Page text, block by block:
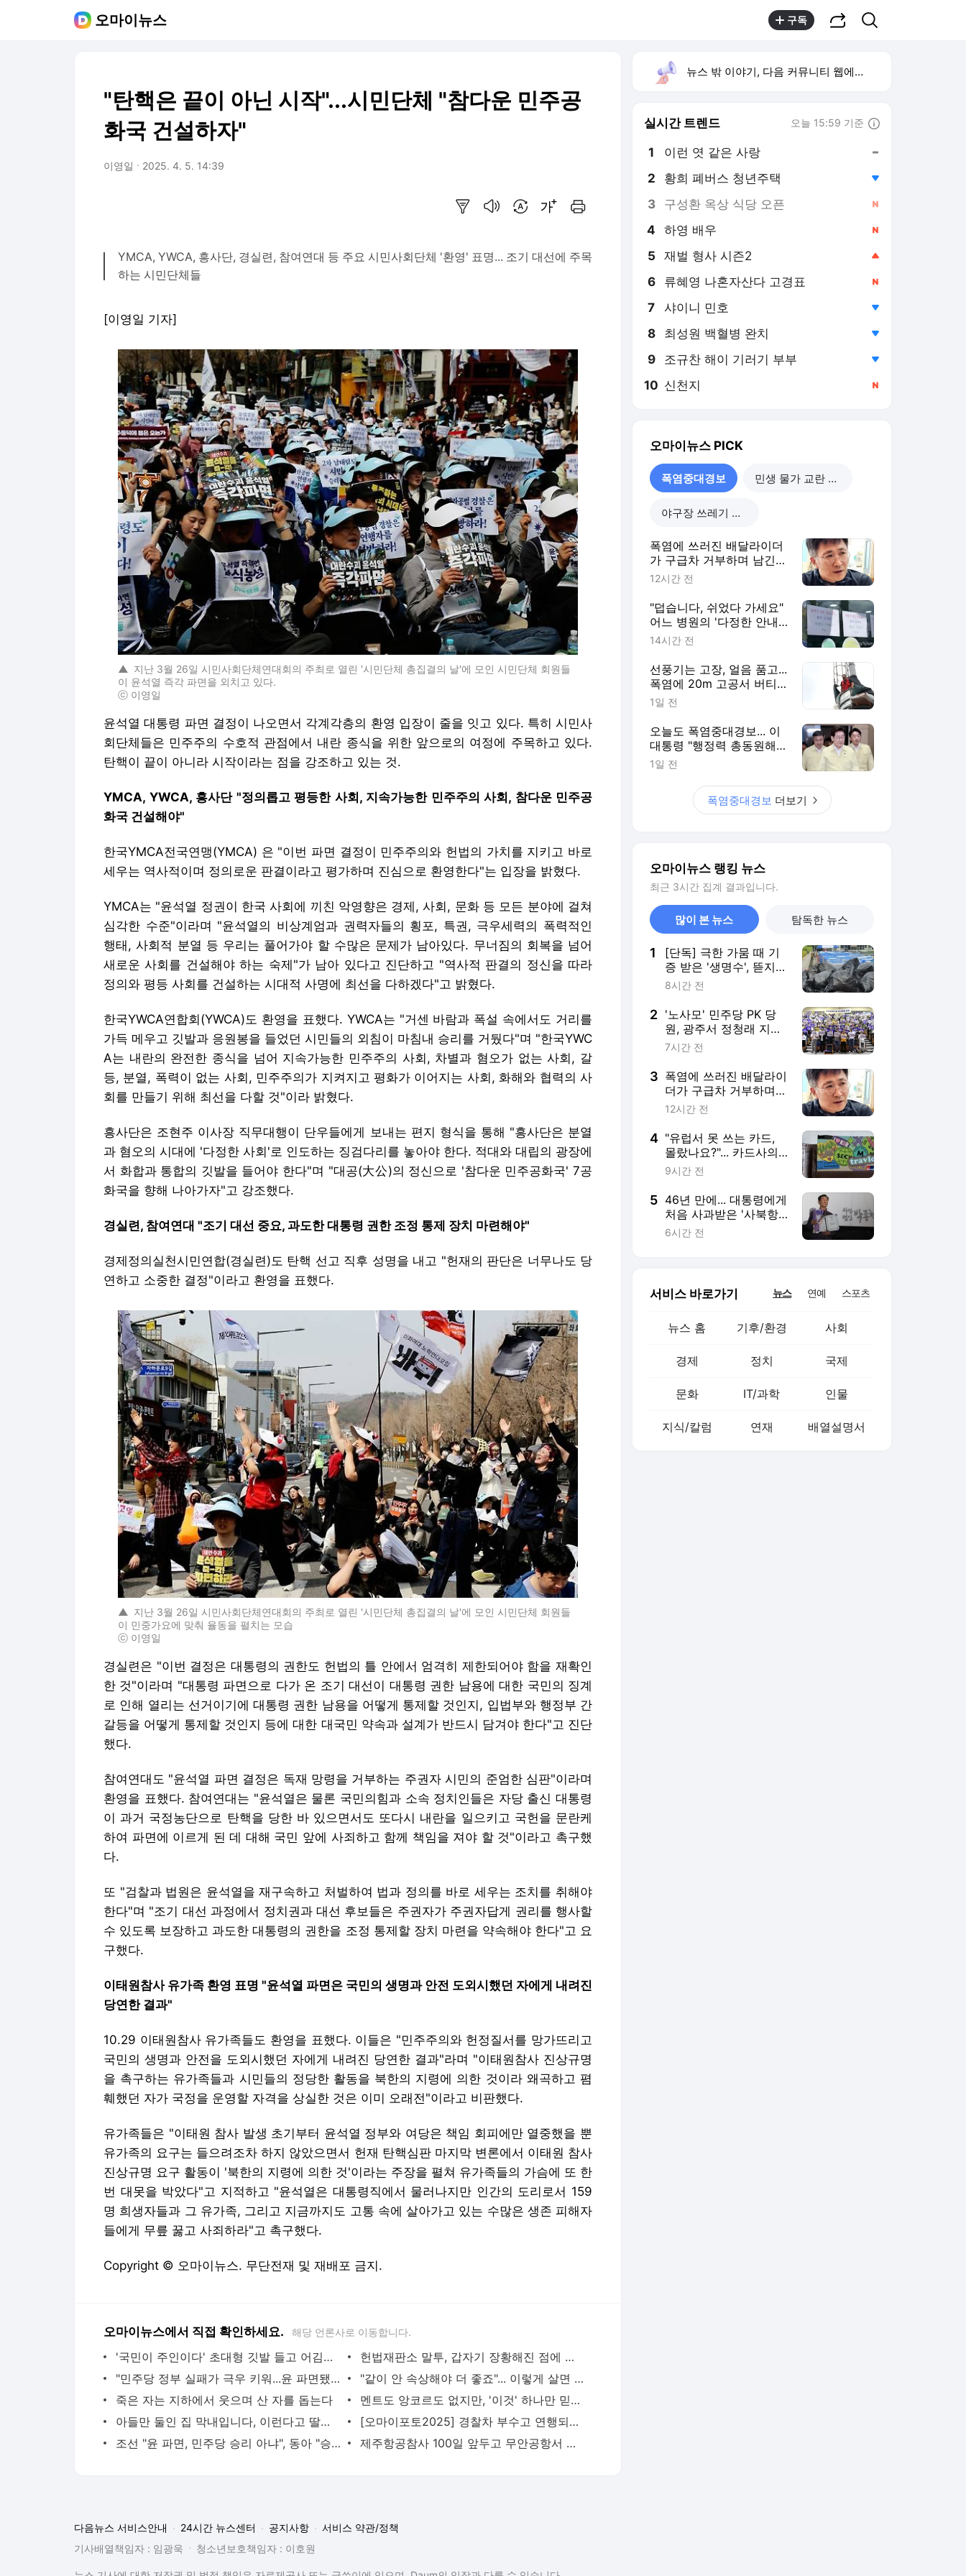
오마이뉴스 구독
"탄핵은 끝이 아닌 시작"...시민단체 "참다운 민주공
화국 건설하자"
이영일 2025. 4. 5. 14:39
YMCA, YWCA, 흥사단, 경실련, 참여연대 등 주요 시민사회단체 '환영' 표명... 조기 대선에 주목
하는 시민단체들
[이영일 기자]
▲ 지난 3월 26일 시민사회단체연대회의 주최로 열린 '시민단체 총집결의 날'에 모인 시민단체 회원들
이 윤석열 즉각 파면을 외치고 있다.
ⓒ 이영일
윤석열 대통령 파면 결정이 나오면서 각계각층의 환영 입장이 줄을 잇고 있다. 특히 시민사
회단체들은 민주주의 수호적 관점에서 내란 종식을 위한 앞으로의 여정에 주목하고 있다.
탄핵이 끝이 아니라 시작이라는 점을 강조하고 있는 것.
YMCA, YWCA, 흥사단 "정의롭고 평등한 사회, 지속가능한 민주주의 사회, 참다운 민주공
화국 건설해야"
한국YMCA전국연맹(YMCA) 은 "이번 파면 결정이 민주주의와 헌법의 가치를 지키고 바로
세우는 역사적이며 정의로운 판결이라고 평가하며 진심으로 환영한다"는 입장을 밝혔다.
YMCA는 "윤석열 정권이 한국 사회에 끼친 악영향은 경제, 사회, 문화 등 모든 분야에 걸쳐
심각한 수준"이라며 "윤석열의 비상계엄과 권력자들의 횡포, 특권, 극우세력의 폭력적인
행태, 사회적 분열 등 우리는 풀어가야 할 수많은 문제가 남아있다. 무너짐의 회복을 넘어
새로운 사회를 건설해야 하는 숙제"가 남아 있다고 진단하고 "역사적 판결의 정신을 따라
정의와 평등 사회를 건설하는 시대적 사명에 최선을 다하겠다"고 밝혔다.
한국YWCA연합회(YWCA)도 환영을 표했다. YWCA는 "거센 바람과 폭설 속에서도 거리를
가득 메우고 깃발과 응원봉을 들었던 시민들의 외침이 마침내 승리를 거뒀다"며 "한국YWC
A는 내란의 완전한 종식을 넘어 지속가능한 민주주의 사회, 차별과 혐오가 없는 사회, 갈
등, 분열, 폭력이 없는 사회, 민주주의가 지켜지고 평화가 이어지는 사회, 화해와 협력의 사
회를 만들기 위해 최선을 다할 것"이라 밝혔다.
흥사단은 조현주 이사장 직무대행이 단우들에게 보내는 편지 형식을 통해 "흥사단은 분열
과 혐오의 시대에 '다정한 사회'로 인도하는 징검다리를 놓아야 한다. 적대와 대립의 광장에
서 화합과 통합의 깃발을 들어야 한다"며 "대공(大公)의 정신으로 '참다운 민주공화국' 7공
화국을 향해 나아가자"고 강조했다.
경실련, 참여연대 "조기 대선 중요, 과도한 대통령 권한 조정 통제 장치 마련해야"
경제정의실천시민연합(경실련)도 탄핵 선고 직후 성명을 내고 "헌재의 판단은 너무나도 당
연하고 소중한 결정"이라고 환영을 표했다.
▲ 지난 3월 26일 시민사회단체연대회의 주최로 열린 '시민단체 총집결의 날'에 모인 시민단체 회원들
이 민중가요에 맞춰 율동을 펼치는 모습
ⓒ 이영일
경실련은 "이번 결정은 대통령의 권한도 헌법의 틀 안에서 엄격히 제한되어야 함을 재확인
한 것"이라며 "대통령 파면으로 다가 온 조기 대선이 대통령 권한 남용에 대한 국민의 징계
로 인해 열리는 선거이기에 대통령 권한 남용을 어떻게 통제할 것인지, 입법부와 행정부 간
갈등을 어떻게 통제할 것인지 등에 대한 대국민 약속과 설계가 반드시 담겨야 한다"고 진단
했다.
참여연대도 "윤석열 파면 결정은 독재 망령을 거부하는 주권자 시민의 준엄한 심판"이라며
환영을 표했다. 참여연대는 "윤석열은 물론 국민의힘과 소속 정치인들은 자당 출신 대통령
이 과거 국정농단으로 탄핵을 당한 바 있으면서도 또다시 내란을 일으키고 국헌을 문란케
하여 파면에 이르게 된 데 대해 국민 앞에 사죄하고 함께 책임을 져야 할 것"이라고 촉구했
다.
또 "검찰과 법원은 윤석열을 재구속하고 처벌하여 법과 정의를 바로 세우는 조치를 취해야
한다"며 "조기 대선 과정에서 정치권과 대선 후보들은 주권자가 주권자답게 권리를 행사할
수 있도록 보장하고 과도한 대통령의 권한을 조정 통제할 장치 마련을 약속해야 한다"고 요
구했다.
이태원참사 유가족 환영 표명 "윤석열 파면은 국민의 생명과 안전 도외시했던 자에게 내려진
당연한 결과"
10.29 이태원참사 유가족들도 환영을 표했다. 이들은 "민주주의와 헌정질서를 망가뜨리고
국민의 생명과 안전을 도외시했던 자에게 내려진 당연한 결과"라며 "이태원참사 진상규명
을 촉구하는 유가족들과 시민들의 정당한 활동을 북한의 지령에 의한 것이라 왜곡하고 폄
훼했던 자가 국정을 운영할 자격을 상실한 것은 이미 오래전"이라고 비판했다.
유가족들은 "이태원 참사 발생 초기부터 윤석열 정부와 여당은 책임 회피에만 열중했을 뿐
유가족의 요구는 들으려조차 하지 않았으면서 헌재 탄핵심판 마지막 변론에서 이태원 참사
진상규명 요구 활동이 '북한의 지령에 의한 것'이라는 주장을 펼쳐 유가족들의 가슴에 또 한
번 대못을 박았다"고 지적하고 "윤석열은 대통령직에서 물러나지만 인간의 도리로서 159
명 희생자들과 그 유가족, 그리고 지금까지도 고통 속에 살아가고 있는 수많은 생존 피해자
들에게 무릎 꿇고 사죄하라"고 촉구했다.
Copyright © 오마이뉴스. 무단전재 및 재배포 금지.
오마이뉴스에서 직접 확인하세요. 해당 언론사로 이동합니다.
'국민이 주인이다' 초대형 깃발 들고 어김없이 나타난 남자
헌법재판소 말투, 갑자기 장황해진 점에 주목한다
"민주당 정부 실패가 극우 키워...윤 파면됐지만 앞날 더 험난"
"같이 안 속상해야 더 좋죠"... 이렇게 살면 달콤해집니다
죽은 자는 지하에서 웃으며 산 자를 돕는다
멘트도 앙코르도 없지만, '이것' 하나만 믿고 콘서트 갑니다
아들만 둘인 집 막내입니다, 이런다고 딸이 될 수 있을까요?
[오마이포토2025] 경찰차 부수고 연행되는 윤석열 지지자
조선 "윤 파면, 민주당 승리 아냐", 동아 "승복하고 사과해야"
제주항공참사 100일 앞두고 무안공항서 추모제
뉴스 밖 이야기, 다음 커뮤니티 웹에서 보기
실시간 트렌드 오늘 15:59 기준
1 이런 엿 같은 사랑
2 황희 폐버스 청년주택
3 구성환 옥상 식당 오픈
4 하영 배우
5 재벌 형사 시즌2
6 류혜영 나혼자산다 고경표
7 샤이니 민호
8 최성원 백혈병 완치
9 조규찬 해이 기러기 부부
10 신천지
오마이뉴스 PICK
폭염중대경보 민생 물가 교란 사건
야구장 쓰레기 리포트
폭염에 쓰러진 배달라이더
가 구급차 거부하며 남긴
한마디
12시간 전
"덥습니다, 쉬었다 가세요"
어느 병원의 '다정한 안내
문'
14시간 전
선풍기는 고장, 얼음 품고...
폭염에 20m 고공서 버티
는 남자
1일 전
오늘도 폭염중대경보... 이
대통령 "행정력 총동원해
야"
1일 전
폭염중대경보 더보기
오마이뉴스 랭킹 뉴스
최근 3시간 집계 결과입니다.
많이 본 뉴스 탐독한 뉴스
1
[단독] 극한 가뭄 때 기
증 받은 '생명수', 뜯지도
않고 폐기한 강릉시
8시간 전
2 '노사모' 민주당 PK 당
원, 광주서 정청래 지지
호소
7시간 전
3 폭염에 쓰러진 배달라이
더가 구급차 거부하며
남긴 한마디
12시간 전
4 "유럽서 못 쓰는 카드,
몰랐나요?"... 카드사의
황당한 질문
9시간 전
5 46년 만에... 대통령에게
처음 사과받은 '사북항
쟁' 광부들 "이제서야"
6시간 전
서비스 바로가기 뉴스 연예 스포츠
뉴스 홈 기후/환경 사회
경제 정치 국제
문화 IT/과학 인물
지식/칼럼 연재 배열설명서
다음뉴스 서비스안내 24시간 뉴스센터 공지사항
서비스 약관/정책
기사배열책임자 : 임광욱
청소년보호책임자 : 이호원